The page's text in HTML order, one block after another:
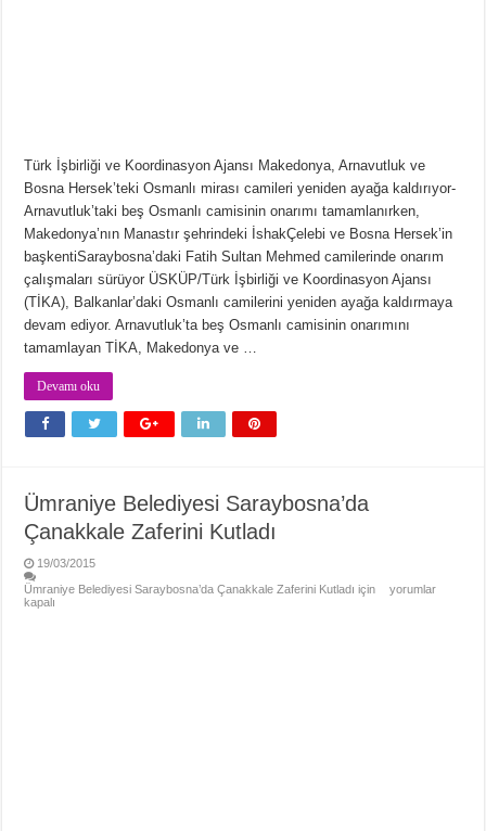
Türk İşbirliği ve Koordinasyon Ajansı Makedonya, Arnavutluk ve
Bosna Hersek’teki Osmanlı mirası camileri yeniden ayağa kaldırıyor-
Arnavutluk’taki beş Osmanlı camisinin onarımı tamamlanırken,
Makedonya’nın Manastır şehrindeki İshakÇelebi ve Bosna Hersek’in
başkentiSaraybosna’daki Fatih Sultan Mehmed camilerinde onarım
çalışmaları sürüyor ÜSKÜP/Türk İşbirliği ve Koordinasyon Ajansı
(TİKA), Balkanlar’daki Osmanlı camilerini yeniden ayağa kaldırmaya
devam ediyor. Arnavutluk’ta beş Osmanlı camisinin onarımını
tamamlayan TİKA, Makedonya ve …
Devamı oku
Ümraniye Belediyesi Saraybosna’da
Çanakkale Zaferini Kutladı
19/03/2015
Ümraniye Belediyesi Saraybosna’da Çanakkale Zaferini Kutladı için
yorumlar
kapalı